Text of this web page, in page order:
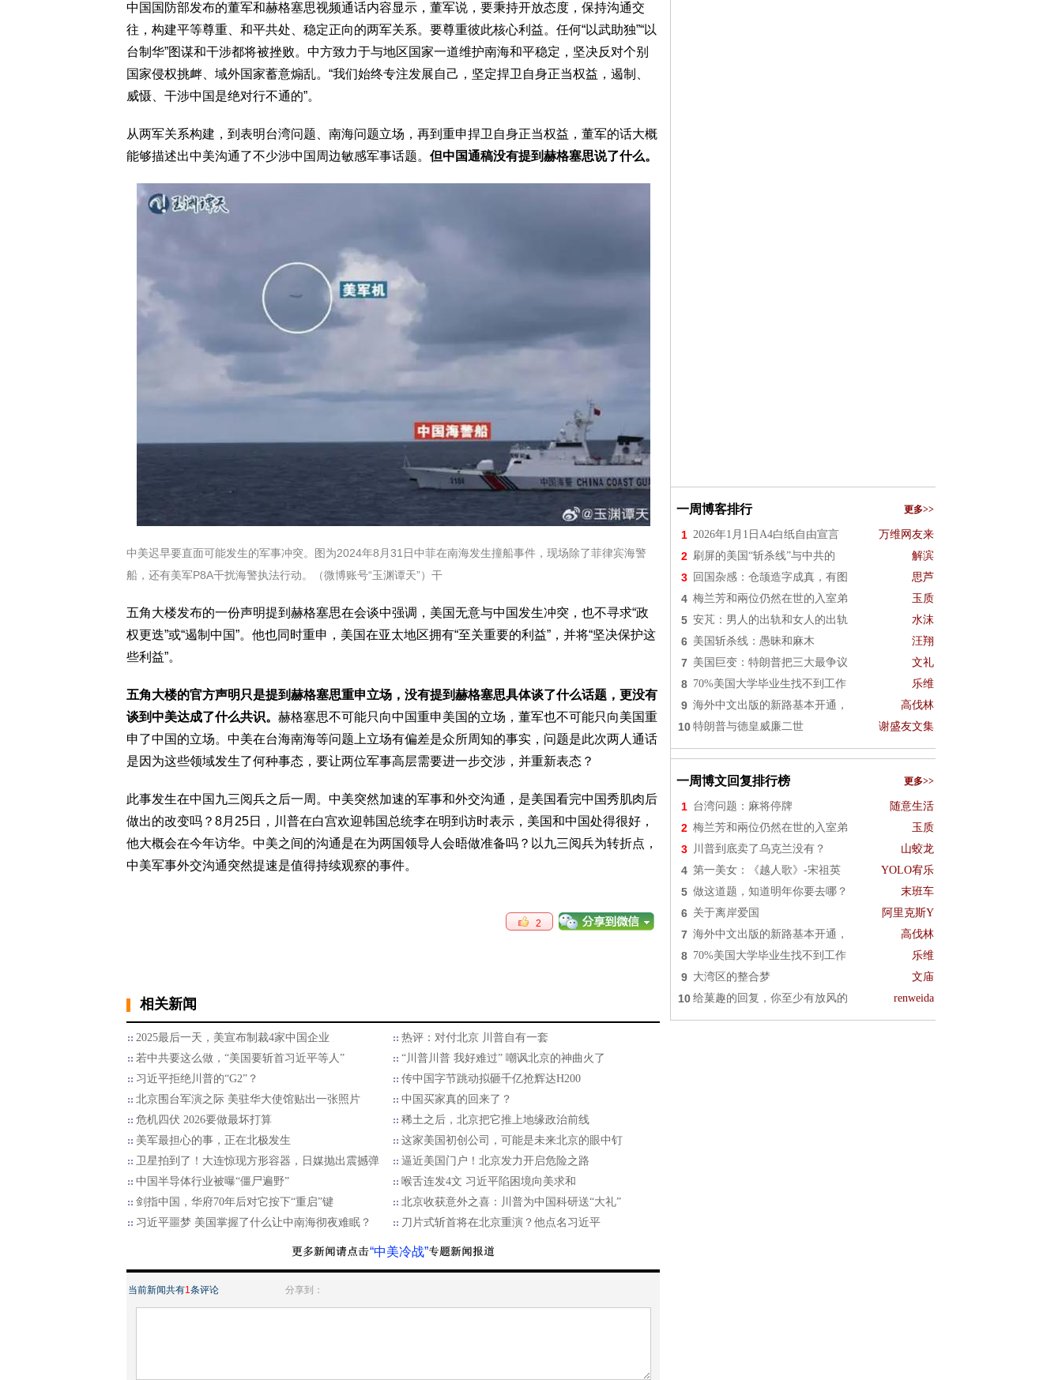
中国国防部发布的董军和赫格塞思视频通话内容显示，董军说，要秉持开放态度，保持沟通交
往，构建平等尊重、和平共处、稳定正向的两军关系。要尊重彼此核心利益。任何“以武助独”“以
台制华”图谋和干涉都将被挫败。中方致力于与地区国家一道维护南海和平稳定，坚决反对个别
国家侵权挑衅、域外国家蓄意煽乱。“我们始终专注发展自己，坚定捍卫自身正当权益，遏制、
威慑、干涉中国是绝对行不通的”。
从两军关系构建，到表明台湾问题、南海问题立场，再到重申捍卫自身正当权益，董军的话大概
能够描述出中美沟通了不少涉中国周边敏感军事话题。 但中国通稿没有提到赫格塞思说了什么。
中美迟早要直面可能发生的军事冲突。图为2024年8月31日中菲在南海发生撞船事件，现场除了菲律宾海警
船，还有美军P8A干扰海警执法行动。（微博账号“玉渊谭天”）干
五角大楼发布的一份声明提到赫格塞思在会谈中强调，美国无意与中国发生冲突，也不寻求“政
权更迭”或“遏制中国”。他也同时重申，美国在亚太地区拥有“至关重要的利益”，并将“坚决保护这
些利益”。
五角大楼的官方声明只是提到赫格塞思重申立场，没有提到赫格塞思具体谈了什么话题，更没有
谈到中美达成了什么共识。 赫格塞思不可能只向中国重申美国的立场，董军也不可能只向美国重
申了中国的立场。中美在台海南海等问题上立场有偏差是众所周知的事实，问题是此次两人通话
是因为这些领域发生了何种事态，要让两位军事高层需要进一步交涉，并重新表态？
此事发生在中国九三阅兵之后一周。中美突然加速的军事和外交沟通，是美国看完中国秀肌肉后
做出的改变吗？8月25日，川普在白宫欢迎韩国总统李在明到访时表示，美国和中国处得很好，
他大概会在今年访华。中美之间的沟通是在为两国领导人会晤做准备吗？以九三阅兵为转折点，
中美军事外交沟通突然提速是值得持续观察的事件。
2
相关新闻
2025最后一天，美宣布制裁4家中国企业
热评：对付北京 川普自有一套
若中共要这么做，“美国要斩首习近平等人”
“川普川普 我好难过” 嘲讽北京的神曲火了
习近平拒绝川普的“G2”？
传中国字节跳动拟砸千亿抢辉达H200
北京围台军演之际 美驻华大使馆贴出一张照片
中国买家真的回来了？
危机四伏 2026要做最坏打算
稀土之后，北京把它推上地缘政治前线
美军最担心的事，正在北极发生
这家美国初创公司，可能是未来北京的眼中钉
卫星拍到了！大连惊现方形容器，日媒抛出震撼弹
逼近美国门户！北京发力开启危险之路
中国半导体行业被曝“僵尸遍野”
喉舌连发4文 习近平陷困境向美求和
剑指中国，华府70年后对它按下“重启”键
北京收获意外之喜：川普为中国科研送“大礼”
习近平噩梦 美国掌握了什么让中南海彻夜难眠？
刀片式斩首将在北京重演？他点名习近平
“中美冷战”
当前新闻共有1条评论 分享到：
一周博客排行 更多>>
1 2026年1月1日A4白纸自由宣言 万维网友来
2 刷屏的美国“斩杀线”与中共的 解滨
3 回国杂感：仓颉造字成真，有图 思芦
4 梅兰芳和兩位仍然在世的入室弟 玉质
5 安芃：男人的出轨和女人的出轨 水沫
6 美国斩杀线：愚昧和麻木 汪翔
7 美国巨变：特朗普把三大最争议 文礼
8 70%美国大学毕业生找不到工作 乐维
9 海外中文出版的新路基本开通， 高伐林
10 特朗普与德皇威廉二世 谢盛友文集
一周博文回复排行榜 更多>>
1 台湾问题：麻将停牌 随意生活
2 梅兰芳和兩位仍然在世的入室弟 玉质
3 川普到底卖了乌克兰没有？ 山蛟龙
4 第一美女：《越人歌》-宋祖英 YOLO宥乐
5 做这道题，知道明年你要去哪？ 末班车
6 关于离岸爱国 阿里克斯Y
7 海外中文出版的新路基本开通， 高伐林
8 70%美国大学毕业生找不到工作 乐维
9 大湾区的整合梦 文庙
10 给菓趣的回复，你至少有放风的 renweida